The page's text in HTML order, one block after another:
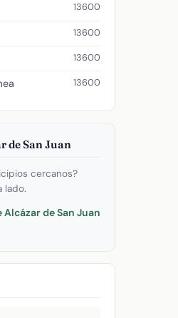
13600
13600
13600
13600
de San Juan
cercanos?
lado.
de San Juan